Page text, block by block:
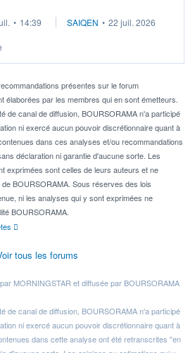
actions individuelles.
soit éligible au PEA.
• 14:39 SAIQEN • 22 juil. 2026
présentes sur le forum
élaborées par les membres qui en sont émetteurs.
de canal de diffusion, BOURSORAMA n'a participé
ni exercé aucun pouvoir discrétionnaire quant à
dans ces analyses et/ou recommandations
déclaration ni garantie d'aucune sorte. Les
exprimées sont celles de leurs auteurs et ne
BOURSORAMA. Sous réserves des lois
ni les analyses qui y sont exprimées ne
BOURSORAMA.
tous les forums
MORNINGSTAR et diffusée par BOURSORAMA
de canal de diffusion, BOURSORAMA n'a participé
ni exercé aucun pouvoir discrétionnaire quant à
dans cette analyse ont été retranscrites "en